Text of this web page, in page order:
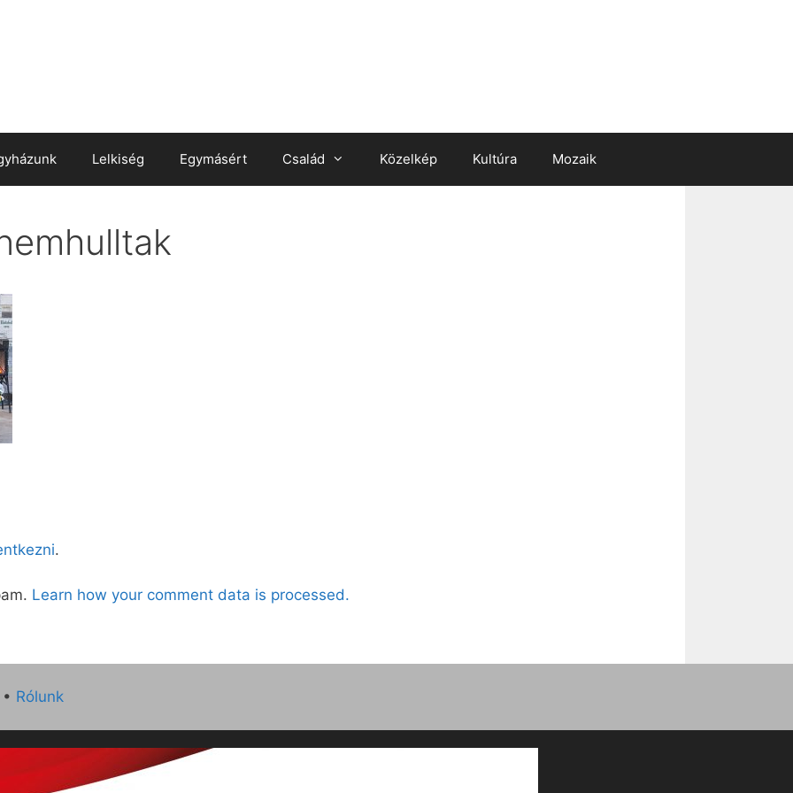
Lelkiség Egymásért Család Közelkép Kultúra Mozaik
.
Learn how your comment data is processed.
• Rólunk